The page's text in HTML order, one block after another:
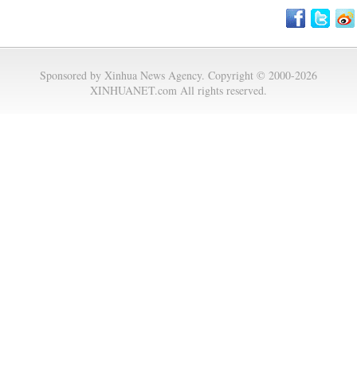
Sponsored by Xinhua News Agency. Copyright © 2000-2026
XINHUANET.com All rights reserved.